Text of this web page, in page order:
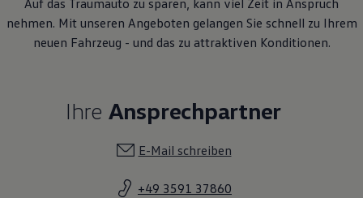
Auf das Traumauto zu sparen, kann viel Zeit in Anspruch
nehmen. Mit unseren Angeboten gelangen Sie schnell zu Ihrem
neuen Fahrzeug - und das zu attraktiven Konditionen.
Ihre Ansprechpartner
E-Mail schreiben
+49 3591 37860